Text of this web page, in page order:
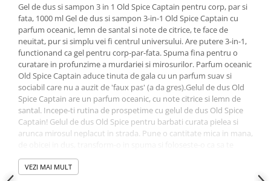
Gel de dus si sampon 3 in 1 Old Spice Captain pentru corp, par si
fata, 1000 ml Gel de dus si sampon 3-in-1 Old Spice Captain cu
parfum oceanic, lemn de santal si note de citrice, te face de
neuitat, pur si simplu vei fi centrul universului. Are putere 3-in-1,
functionand ca gel pentru corp-par-fata. Spuma fina pentru o
curatare in profunzime a murdariei si mirosurilor. Parfum oceanic
Old Spice Captain aduce tinuta de gala cu un parfum suav si
sociabil care nu a auzit de 'faux pas' (a da gres).Gelul de dus Old
Spice Captain are un parfum oceanic, cu note citrice si lemn de
santal. Incepe-ti rutina de prospetime cu gelul de dus Old Spice
Captain! Gelul de dus Old Spice pentru barbati curata pielea si
arunca mirosul neplacut in strada. Pune o cantitate mica in mana,
incaperile si le umpli cu un parfum proaspat de santal si ocean
VEZI MAI MULT